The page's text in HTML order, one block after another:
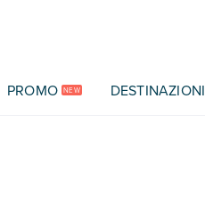
PROMO NEW DESTINAZIONI